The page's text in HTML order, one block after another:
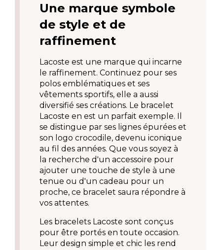
Une marque symbole
de style et de
raffinement
Lacoste est une marque qui incarne
le raffinement. Continuez pour ses
polos emblématiques et ses
vêtements sportifs, elle a aussi
diversifié ses créations. Le bracelet
Lacoste en est un parfait exemple. Il
se distingue par ses lignes épurées et
son logo crocodile, devenu iconique
au fil des années. Que vous soyez à
la recherche d'un accessoire pour
ajouter une touche de style à une
tenue ou d'un cadeau pour un
proche, ce bracelet saura répondre à
vos attentes.
Les bracelets Lacoste sont conçus
pour être portés en toute occasion.
Leur design simple et chic les rend